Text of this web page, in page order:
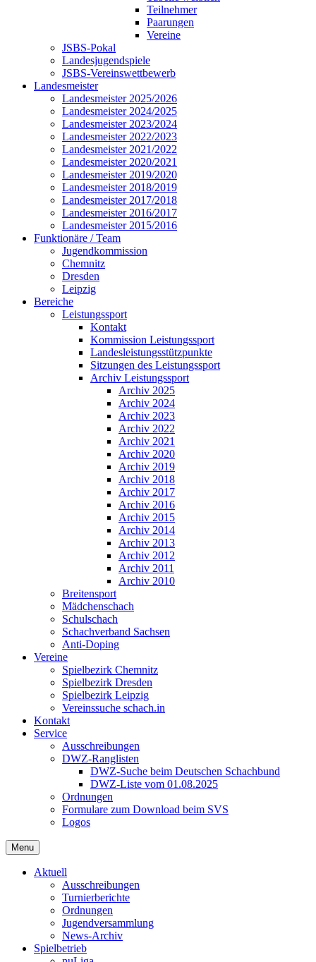
Teilnehmer
Paarungen
Vereine
JSBS-Pokal
Landesjugendspiele
JSBS-Vereinswettbewerb
Landesmeister
Landesmeister 2025/2026
Landesmeister 2024/2025
Landesmeister 2023/2024
Landesmeister 2022/2023
Landesmeister 2021/2022
Landesmeister 2020/2021
Landesmeister 2019/2020
Landesmeister 2018/2019
Landesmeister 2017/2018
Landesmeister 2016/2017
Landesmeister 2015/2016
Funktionäre / Team
Jugendkommission
Chemnitz
Dresden
Leipzig
Bereiche
Leistungssport
Kontakt
Kommission Leistungssport
Landesleistungsstützpunkte
Sitzungen des Leistungssport
Archiv Leistungssport
Archiv 2025
Archiv 2024
Archiv 2023
Archiv 2022
Archiv 2021
Archiv 2020
Archiv 2019
Archiv 2018
Archiv 2017
Archiv 2016
Archiv 2015
Archiv 2014
Archiv 2013
Archiv 2012
Archiv 2011
Archiv 2010
Breitensport
Mädchenschach
Schulschach
Schachverband Sachsen
Anti-Doping
Vereine
Spielbezirk Chemnitz
Spielbezirk Dresden
Spielbezirk Leipzig
Vereinssuche schach.in
Kontakt
Service
Ausschreibungen
DWZ-Ranglisten
DWZ-Suche beim Deutschen Schachbund
DWZ-Liste vom 01.08.2025
Ordnungen
Formulare zum Download beim SVS
Logos
Menu
Aktuell
Ausschreibungen
Turnierberichte
Ordnungen
Jugendversammlung
News-Archiv
Spielbetrieb